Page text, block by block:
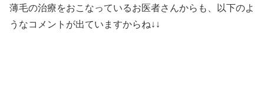
薄毛の治療をおこなっているお医者さんからも、以下のよ
うなコメントが出ていますからね↓↓